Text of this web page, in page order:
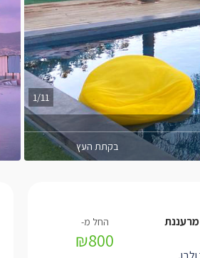
1/11
בקתת העץ
₪800